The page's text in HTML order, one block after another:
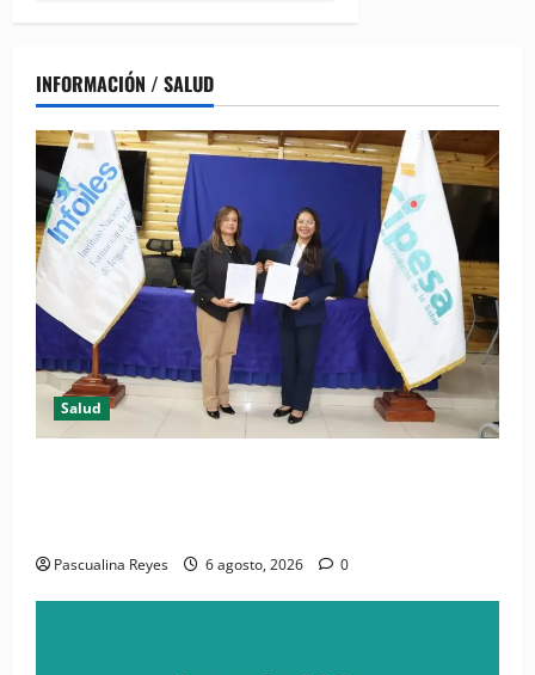
INFORMACIÓN / SALUD
Salud
Pascualina Reyes 6 agosto, 2026 0